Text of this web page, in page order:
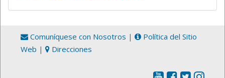
Comuníquese con Nosotros |
Política del Sitio
Web | Direcciones